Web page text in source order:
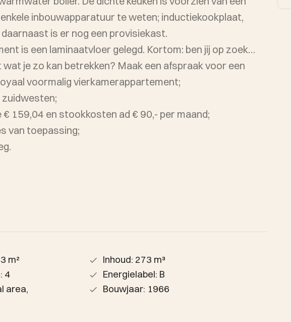
inbouwapparatuur te weten; inductiekookplaat,
is er nog een provisiekast.
is een laminaatvloer gelegd. Kortom: ben jij op zoek
je zo kan betrekken? Maak een afspraak voor een
voormalig vierkamerappartement;
zuidwesten;
€ 159,04 en stookkosten ad € 90,- per maand;
van toepassing;
m²
Inhoud: 273 m³
4
Energielabel: B
area,
Bouwjaar: 1966